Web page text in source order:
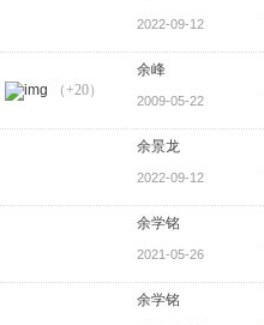
2022-09-12
（+20）
余峰
2009-05-22
余景龙
2022-09-12
余学铭
2021-05-26
余学铭